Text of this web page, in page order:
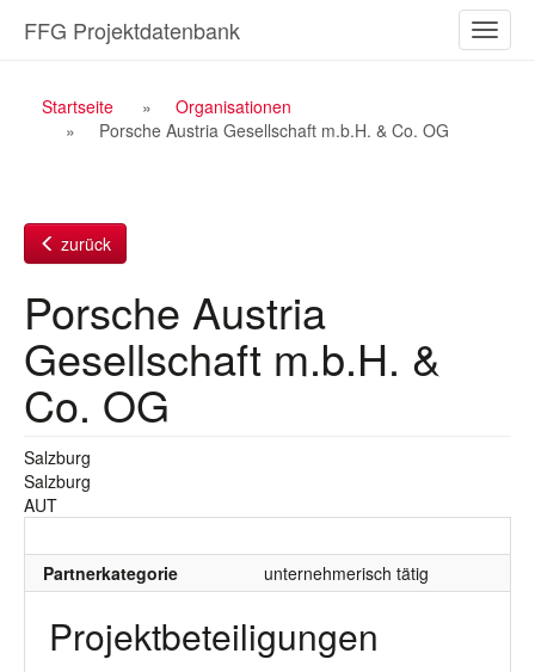
Inhalt
ein-/
FFG Projektdatenbank
Breadcrumb
Navigation
Startseite
Organisationen
Porsche Austria Gesellschaft m.b.H. & Co. OG
zurück
Porsche Austria
Gesellschaft m.b.H. &
Co. OG
Salzburg
Salzburg
AUT
Partnerkategorie unternehmerisch tätig
Projektbeteiligungen